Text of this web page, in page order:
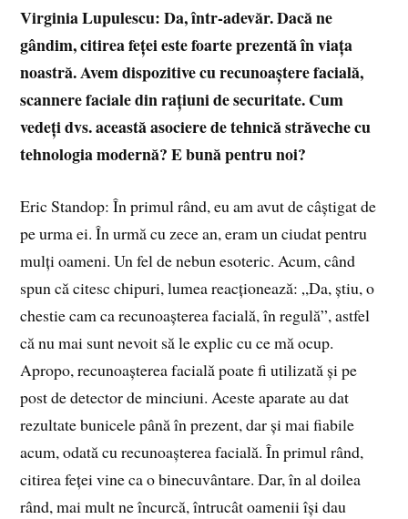
Virginia Lupulescu: Da, într-adevăr. Dacă ne
gândim, citirea feței este foarte prezentă în viața
noastră. Avem dispozitive cu recunoaștere facială,
scannere faciale din rațiuni de securitate. Cum
vedeți dvs. această asociere de tehnică străveche cu
tehnologia modernă? E bună pentru noi?
Eric Standop: În primul rând, eu am avut de câștigat de
pe urma ei. În urmă cu zece an, eram un ciudat pentru
mulți oameni. Un fel de nebun esoteric. Acum, când
spun că citesc chipuri, lumea reacționează: „Da, știu, o
chestie cam ca recunoașterea facială, în regulă”, astfel
că nu mai sunt nevoit să le explic cu ce mă ocup.
Apropo, recunoașterea facială poate fi utilizată și pe
post de detector de minciuni. Aceste aparate au dat
rezultate bunicele până în prezent, dar și mai fiabile
acum, odată cu recunoașterea facială. În primul rând,
citirea feței vine ca o binecuvântare. Dar, în al doilea
rând, mai mult ne încurcă, întrucât oamenii își dau